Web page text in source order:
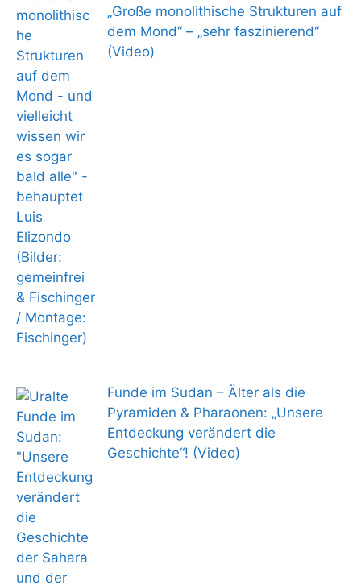
„Große monolithische Strukturen auf
dem Mond“ – „sehr faszinierend“
(Video)
Funde im Sudan – Älter als die
Pyramiden & Pharaonen: „Unsere
Entdeckung verändert die
Geschichte“! (Video)